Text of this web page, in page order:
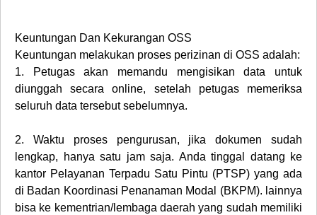
Keuntungan Dan Kekurangan OSS
Keuntungan melakukan proses perizinan di OSS adalah:
1.
Petugas akan memandu mengisikan data untuk
diunggah secara online, setelah petugas memeriksa
seluruh data tersebut sebelumnya.
2.
Waktu proses pengurusan, jika dokumen sudah
lengkap, hanya satu jam saja. Anda tinggal datang ke
kantor Pelayanan Terpadu Satu Pintu (PTSP) yang ada
di Badan Koordinasi Penanaman Modal (BKPM). lainnya
bisa ke kementrian/lembaga daerah yang sudah memiliki